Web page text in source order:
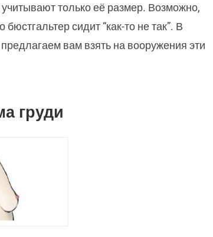
только её размер. Возможно,
сидит “как-то не так”. В
вам взять на вооружения эти
груди